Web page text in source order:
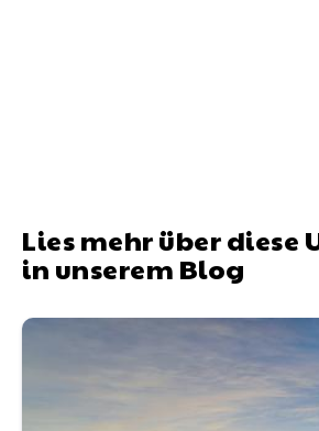
Lies mehr über diese
in unserem Blog
Urlaub mit Hund auf Amrum: